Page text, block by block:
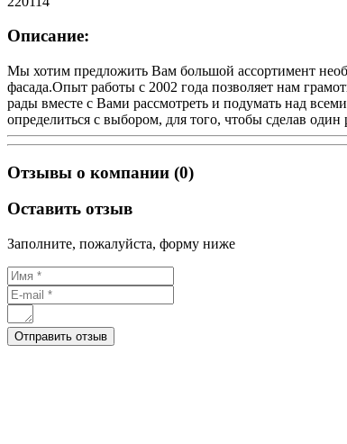
Описание:
Мы хотим предложить Вам большой ассортимент
фасада.Опыт работы с 2002 года позволяет нам
рады вместе с Вами рассмотреть и подумать над
определиться с выбором, для того, чтобы сделав
Отзывы о компании (0)
Оставить отзыв
Заполните, пожалуйста, форму ниже